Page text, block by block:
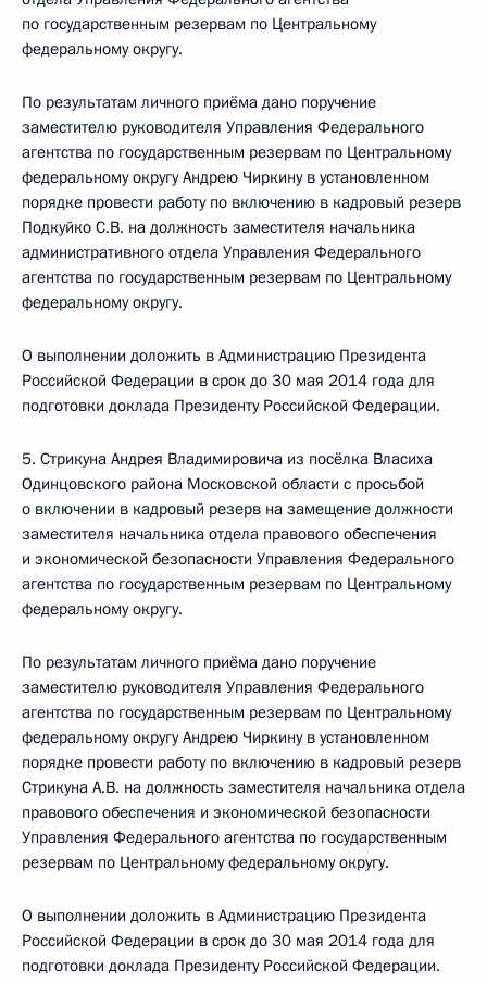
по государственным резервам по Центральному
федеральному округу.
По результатам личного приёма дано поручение
заместителю руководителя Управления Федерального
агентства по государственным резервам по Центральному
федеральному округу Андрею Чиркину в установленном
порядке провести работу по включению в кадровый резерв
Подкуйко С.В. на должность заместителя начальника
административного отдела Управления Федерального
агентства по государственным резервам по Центральному
федеральному округу.
О выполнении доложить в Администрацию Президента
Российской Федерации в срок до 30 мая 2014 года для
подготовки доклада Президенту Российской Федерации.
5. Стрикуна Андрея Владимировича из посёлка Власиха
Одинцовского района Московской области с просьбой
о включении в кадровый резерв на замещение должности
заместителя начальника отдела правового обеспечения
и экономической безопасности Управления Федерального
агентства по государственным резервам по Центральному
федеральному округу.
По результатам личного приёма дано поручение
заместителю руководителя Управления Федерального
агентства по государственным резервам по Центральному
федеральному округу Андрею Чиркину в установленном
порядке провести работу по включению в кадровый резерв
Стрикуна А.В. на должность заместителя начальника отдела
правового обеспечения и экономической безопасности
Управления Федерального агентства по государственным
резервам по Центральному федеральному округу.
О выполнении доложить в Администрацию Президента
Российской Федерации в срок до 30 мая 2014 года для
подготовки доклада Президенту Российской Федерации.